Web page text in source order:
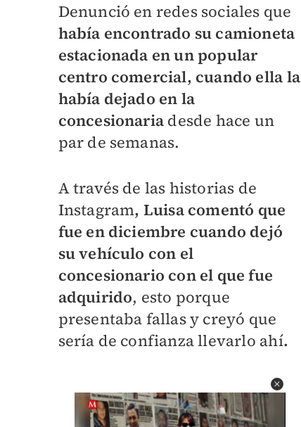
Denunció en redes sociales que
había encontrado su camioneta
estacionada en un popular
centro comercial, cuando ella la
había dejado en la
concesionaria desde hace un
par de semanas.
A través de las historias de
Instagram, Luisa comentó que
fue en diciembre cuando dejó
su vehículo con el
concesionario con el que fue
adquirido, esto porque
presentaba fallas y creyó que
sería de confianza llevarlo ahí.